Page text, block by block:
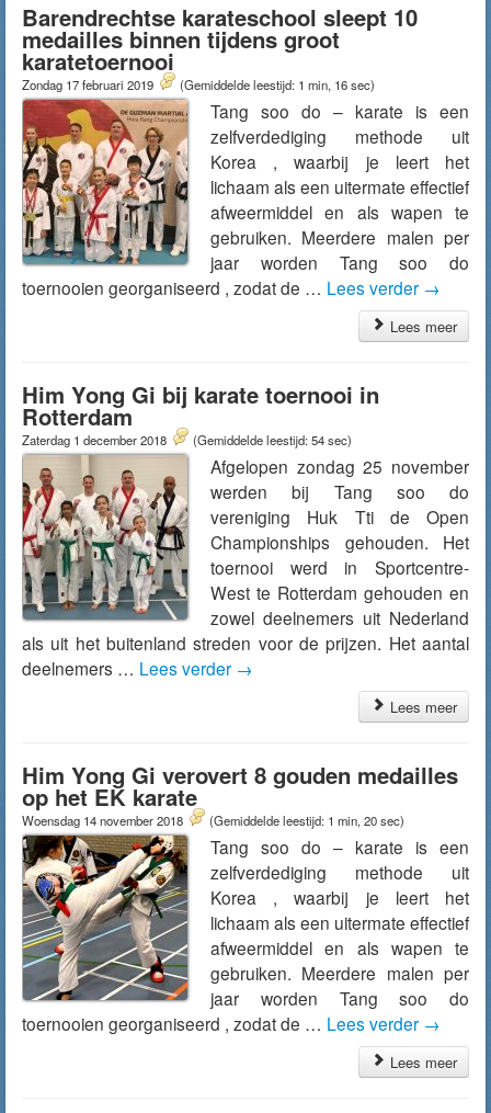
Barendrechtse karateschool sleept 10
medailles binnen tijdens groot
karatetoernooi
Zondag 17 februari 2019 (Gemiddelde leestijd: 1 min, 16 sec)
Tang soo do – karate is een
zelfverdediging methode uit
Korea , waarbij je leert het
lichaam als een uitermate effectief
afweermiddel en als wapen te
gebruiken. Meerdere malen per
jaar worden Tang soo do
toernooien georganiseerd , zodat de … Lees verder →
Lees meer
Him Yong Gi bij karate toernooi in
Rotterdam
Zaterdag 1 december 2018 (Gemiddelde leestijd: 54 sec)
Afgelopen zondag 25 november
werden bij Tang soo do
vereniging Huk Tti de Open
Championships gehouden. Het
toernooi werd in Sportcentre-
West te Rotterdam gehouden en
zowel deelnemers uit Nederland
als uit het buitenland streden voor de prijzen. Het aantal
deelnemers … Lees verder →
Lees meer
Him Yong Gi verovert 8 gouden medailles
op het EK karate
Woensdag 14 november 2018 (Gemiddelde leestijd: 1 min, 20 sec)
Tang soo do – karate is een
zelfverdediging methode uit
Korea , waarbij je leert het
lichaam als een uitermate effectief
afweermiddel en als wapen te
gebruiken. Meerdere malen per
jaar worden Tang soo do
toernooien georganiseerd , zodat de … Lees verder →
Lees meer